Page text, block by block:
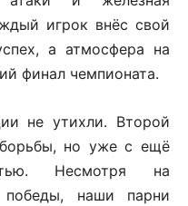
игрок внёс свой
а атмосфера на
финал чемпионата.
не утихли. Второй
но уже с ещё
Несмотря на
победы, наши парни